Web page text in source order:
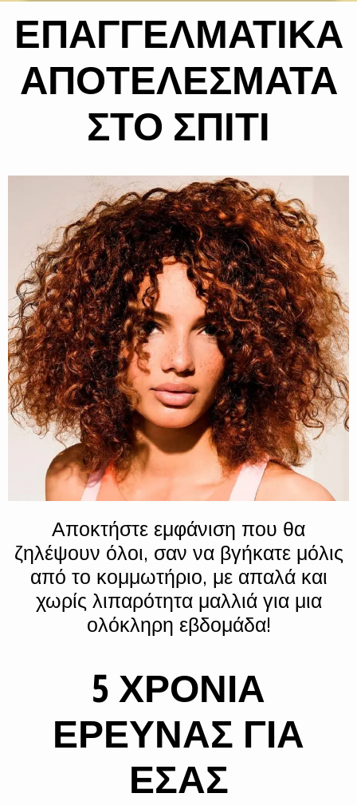
ΕΠΑΓΓΕΛΜΑΤΙΚΑ
ΑΠΟΤΕΛΕΣΜΑΤΑ
ΣΤΟ ΣΠΙΤΙ
Αποκτήστε εμφάνιση που θα
ζηλέψουν όλοι, σαν να βγήκατε μόλις
από το κομμωτήριο, με απαλά και
χωρίς λιπαρότητα μαλλιά για μια
ολόκληρη εβδομάδα!
5 ΧΡΟΝΙΑ
ΕΡΕΥΝΑΣ ΓΙΑ
ΕΣΑΣ